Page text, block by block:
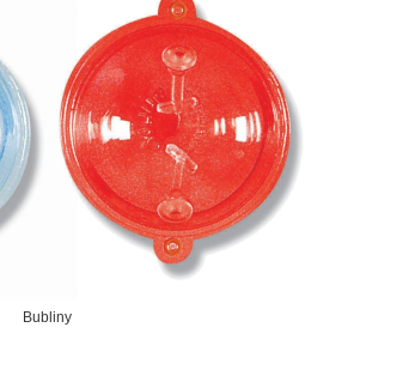
Bubliny